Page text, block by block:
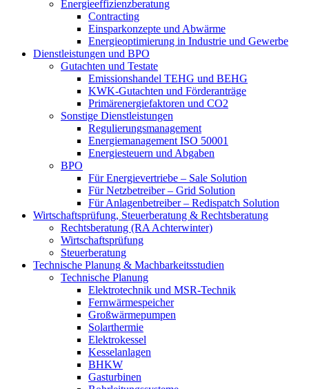
Energieeffizienzberatung
Contracting
Einsparkonzepte und Abwärme
Energieoptimierung in Industrie und Gewerbe
Dienstleistungen und BPO
Gutachten und Testate
Emissionshandel TEHG und BEHG
KWK-Gutachten und Förderanträge
Primärenergiefaktoren und CO2
Sonstige Dienstleistungen
Regulierungsmanagement
Energiemanagement ISO 50001
Energiesteuern und Abgaben
BPO
Für Energievertriebe – Sale Solution
Für Netzbetreiber – Grid Solution
Für Anlagenbetreiber – Redispatch Solution
Wirtschaftsprüfung, Steuerberatung & Rechtsberatung
Rechtsberatung (RA Achterwinter)
Wirtschaftsprüfung
Steuerberatung
Technische Planung & Machbarkeitsstudien
Technische Planung
Elektrotechnik und MSR-Technik
Fernwärmespeicher
Großwärmepumpen
Solarthermie
Elektrokessel
Kesselanlagen
BHKW
Gasturbinen